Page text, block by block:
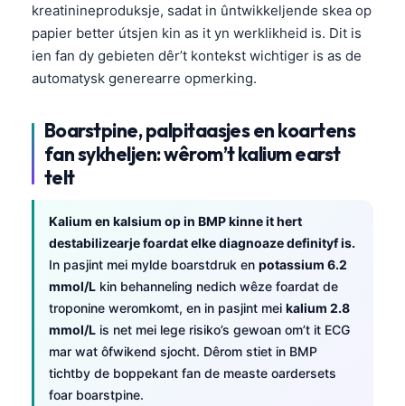
kreatinineproduksje, sadat in ûntwikkeljende skea op
papier better útsjen kin as it yn werklikheid is. Dit is
ien fan dy gebieten dêr’t kontekst wichtiger is as de
automatysk generearre opmerking.
Boarstpine, palpitaasjes en koartens
fan sykheljen: wêrom’t kalium earst
telt
Kalium en kalsium op in BMP kinne it hert
destabilizearje foardat elke diagnoaze definityf is.
In pasjint mei mylde boarstdruk en potassium 6.2
mmol/L kin behanneling nedich wêze foardat de
troponine weromkomt, en in pasjint mei kalium 2.8
mmol/L is net mei lege risiko’s gewoan om’t it ECG
mar wat ôfwikend sjocht. Dêrom stiet in BMP
tichtby de boppekant fan de measte oardersets
foar boarstpine.